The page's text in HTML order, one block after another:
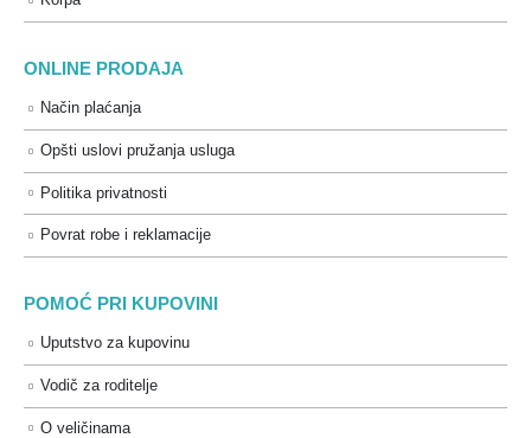
ONLINE PRODAJA
Način plaćanja
Opšti uslovi pružanja usluga
Politika privatnosti
Povrat robe i reklamacije
POMOĆ PRI KUPOVINI
Uputstvo za kupovinu
Vodič za roditelje
O veličinama